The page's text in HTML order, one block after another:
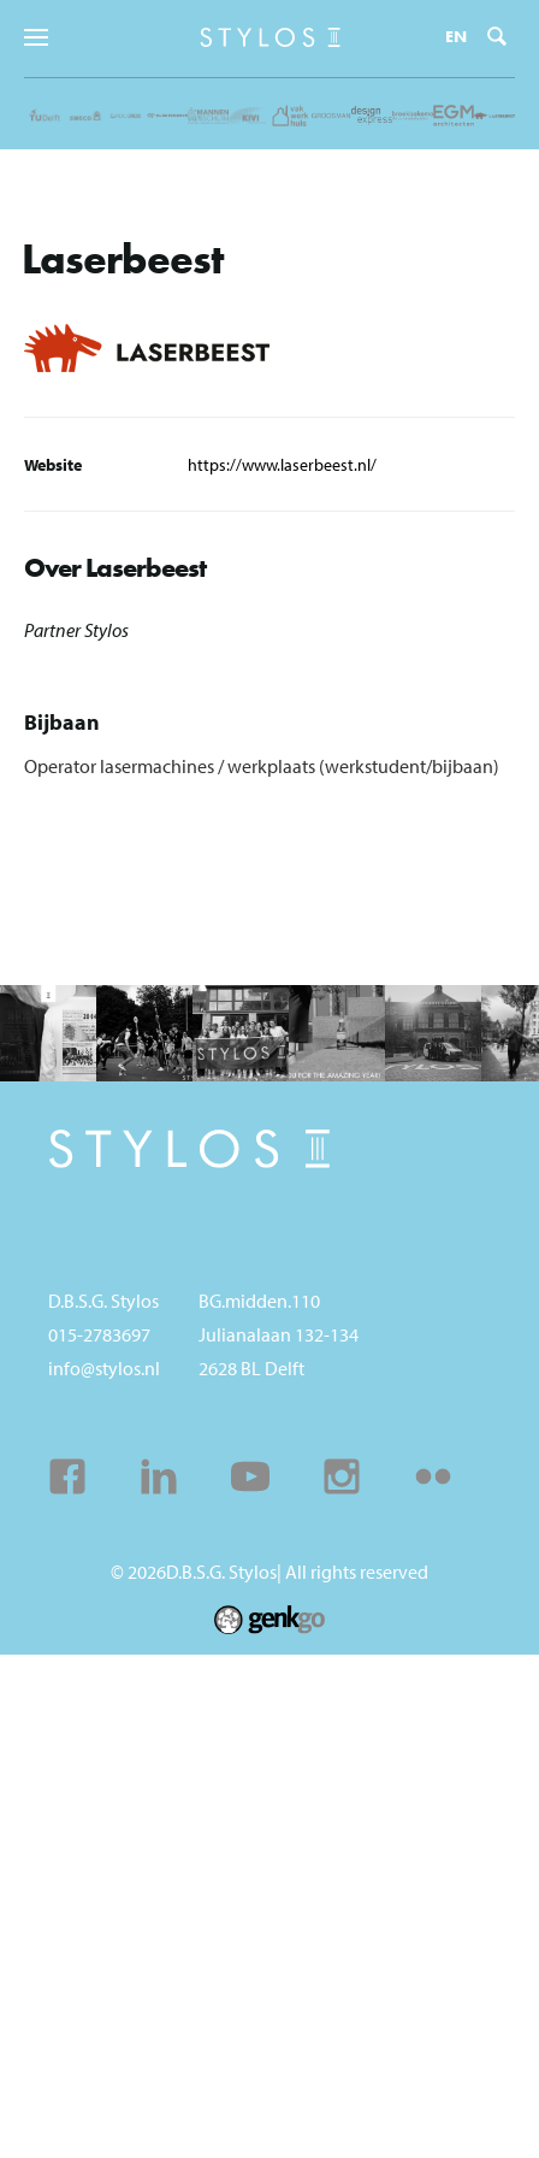
EN
Laserbeest
Website https://www.laserbeest.nl/
Over Laserbeest
Partner Stylos
Bijbaan
Operator lasermachines / werkplaats (werkstudent/bijbaan)
D.B.S.G. Stylos
015-2783697
info@stylos.nl
BG.midden.110
Julianalaan 132-134
2628 BL Delft
Facebook Linkedin Youtube Instagram
© 2026D.B.S.G. Stylos| All rights reserved